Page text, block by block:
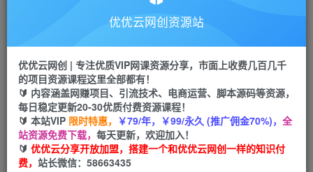
云币 9.9 云币99
会员免费
立即购买
您当前未登录！建议登陆后购买，可保存购买订单
优优云网创资源站
优优云网创 | 专注优质VIP网课资源分享，市面上收费几百几千
的项目资源课程这里全部都有！
🔰 内容涵盖网赚项目、引流技术、电商运营、脚本源码等资源，
每日稳定更新20-30优质付费资源课程！
🔰 本站VIP 限时特惠， ￥79/年，￥99/永久 (推广佣金70%)， 全
站资源免费下载， 每天更新，欢迎加入！
🔰 优优云分享开放加盟，搭建一个和优优云网创一样的知识付
费， 站长微信：58663435